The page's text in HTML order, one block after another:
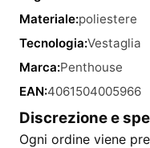
Materiale:poliestere
Tecnologia:Vestaglia
Marca:Penthouse
EAN:4061504005966
Discrezione e
Ogni ordine viene